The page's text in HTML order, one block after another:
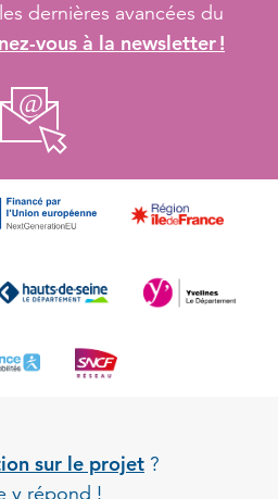
dernières avancées du
vous à la newsletter !
sur le projet ?
y répond !